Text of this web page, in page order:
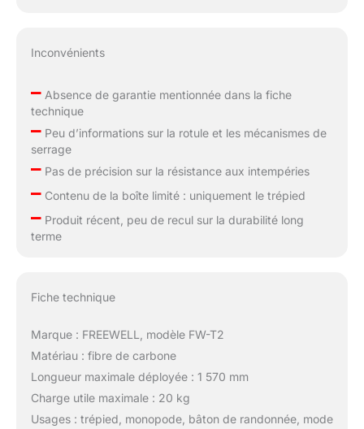
Inconvénients
–Absence de garantie mentionnée dans la fiche
technique
–Peu d’informations sur la rotule et les mécanismes de
serrage
–Pas de précision sur la résistance aux intempéries
–Contenu de la boîte limité : uniquement le trépied
–Produit récent, peu de recul sur la durabilité long
terme
Fiche technique
Marque : FREEWELL, modèle FW-T2
Matériau : fibre de carbone
Longueur maximale déployée : 1 570 mm
Charge utile maximale : 20 kg
Usages : trépied, monopode, bâton de randonnée, mode